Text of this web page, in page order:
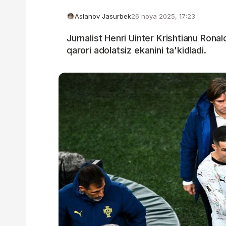
Aslanov Jasurbek26 noya 2025, 17:23
Jurnalist Henri Uinter Krishtianu
qarori adolatsiz ekanini ta'kidladi.